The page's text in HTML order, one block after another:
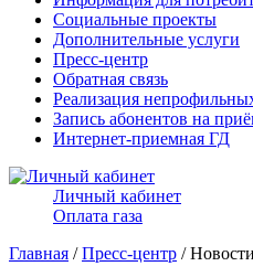
Социальные проекты
Дополнительные услуги
Пресс-центр
Обратная связь
Реализация
Запись абонентов на
Интернет-приемная ГД
Личный кабинет
Оплата газа
Главная /Пресс-центр /